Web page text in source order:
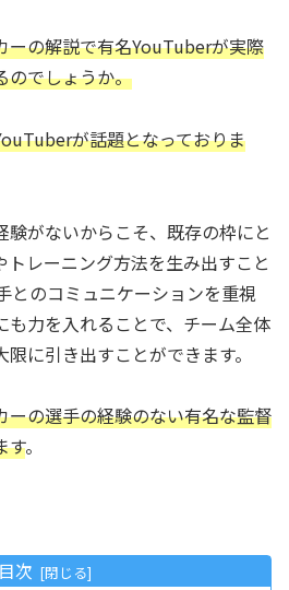
ーの解説で有名YouTuberが実際
のでしょうか。
が話題となっておりま
がないからこそ、既存の枠にと
トレーニング方法を生み出すこと
とのコミュニケーションを重視
も力を入れることで、チーム全体
に引き出すことができます。
ーの選手の経験のない有名な監督
す。
目次